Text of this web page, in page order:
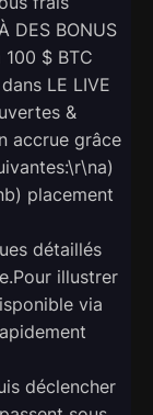
DES BONUS
100 $ BTC
LE LIVE
&
accrue grâce
placement
détaillés
illustrer
via
déclencher